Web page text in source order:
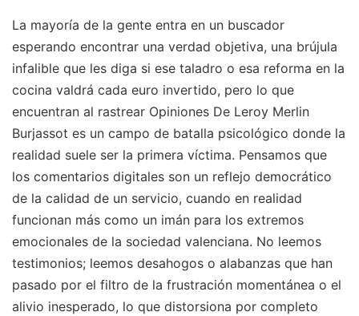
La mayoría de la gente entra en un buscador
esperando encontrar una verdad objetiva, una brújula
infalible que les diga si ese taladro o esa reforma en la
cocina valdrá cada euro invertido, pero lo que
encuentran al rastrear Opiniones De Leroy Merlin
Burjassot es un campo de batalla psicológico donde la
realidad suele ser la primera víctima. Pensamos que
los comentarios digitales son un reflejo democrático
de la calidad de un servicio, cuando en realidad
funcionan más como un imán para los extremos
emocionales de la sociedad valenciana. No leemos
testimonios; leemos desahogos o alabanzas que han
pasado por el filtro de la frustración momentánea o el
alivio inesperado, lo que distorsiona por completo